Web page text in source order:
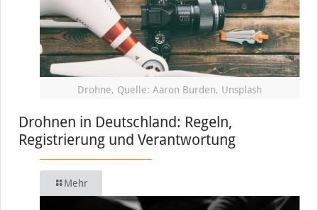
Drohne, Quelle: Aaron Burden, Unsplash
Drohnen in Deutschland: Regeln,
Registrierung und Verantwortung
Mehr